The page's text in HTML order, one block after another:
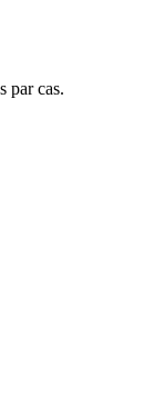
par cas.